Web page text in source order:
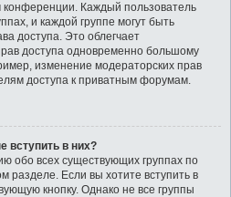
Каждый пользователь
и каждой группе могут быть
доступа. Это облегчает
доступа одновременно большому
изменение модераторских прав
доступа к приватным форумам.
вступить в них?
обо всех существующих группах по
разделе. Если вы хотите вступить в
кнопку. Однако не все группы